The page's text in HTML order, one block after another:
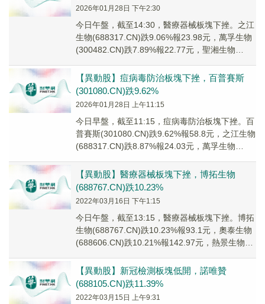
2026年01月28日 下午2:30
今日午盤，截至14:30，醫療器械板塊下挫。之江
生物(688317.CN)跌9.06%報23.98元，萬孚生物
(300482.CN)跌7.89%報22.77元，聖湘生物
【異動股】痘病毒防治板塊下挫，百普賽斯
(301080.CN)跌9.62%
2026年01月28日 上午11:15
今日早盤，截至11:15，痘病毒防治板塊下挫。百
普賽斯(301080.CN)跌9.62%報58.8元，之江生物
(688317.CN)跌8.87%報24.03元，萬孚生物
【異動股】醫療器械板塊下挫，博拓生物
(688767.CN)跌10.23%
2022年03月16日 下午1:15
今日午盤，截至13:15，醫療器械板塊下挫。博拓
生物(688767.CN)跌10.23%報93.1元，奧泰生物
(688606.CN)跌10.21%報142.97元，熱景生物
【異動股】新冠檢測板塊低開，諾唯贊
(688105.CN)跌11.39%
2022年03月15日 上午9:31